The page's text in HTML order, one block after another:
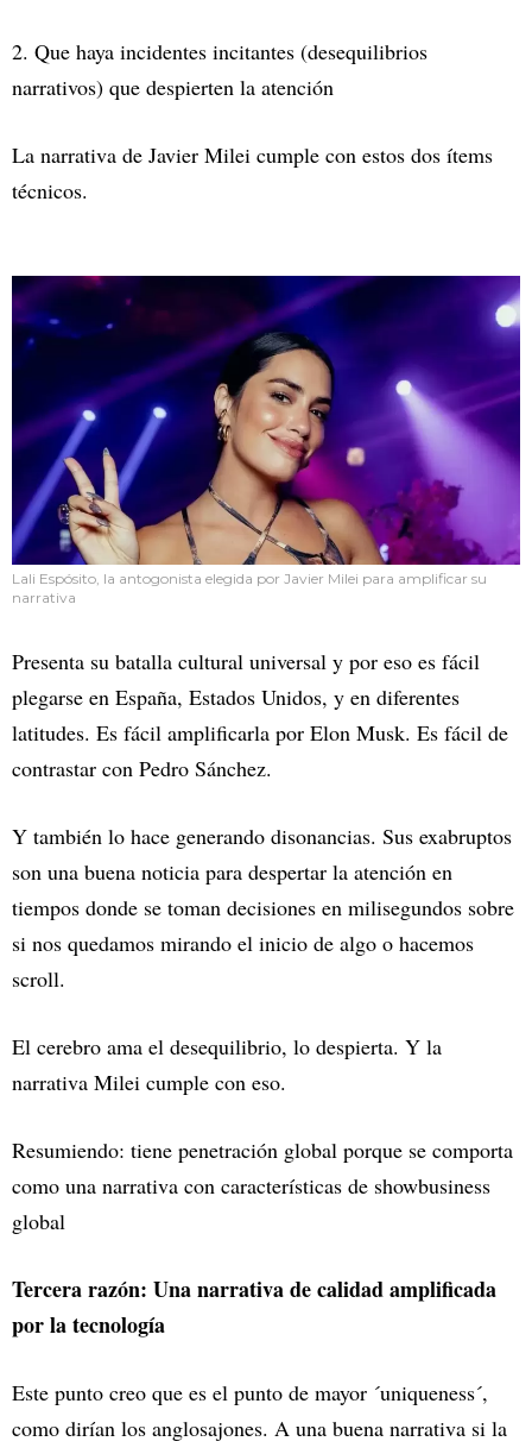
2. Que haya incidentes incitantes (desequilibrios
narrativos) que despierten la atención
La narrativa de Javier Milei cumple con estos dos ítems
técnicos.
Lali Espósito, la antogonista elegida por Javier Milei para amplificar su
narrativa
Presenta su batalla cultural universal y por eso es fácil
plegarse en España, Estados Unidos, y en diferentes
latitudes. Es fácil amplificarla por Elon Musk. Es fácil de
contrastar con Pedro Sánchez.
Y también lo hace generando disonancias. Sus exabruptos
son una buena noticia para despertar la atención en
tiempos donde se toman decisiones en milisegundos sobre
si nos quedamos mirando el inicio de algo o hacemos
scroll.
El cerebro ama el desequilibrio, lo despierta. Y la
narrativa Milei cumple con eso.
Resumiendo: tiene penetración global porque se comporta
como una narrativa con características de showbusiness
global
Tercera razón: Una narrativa de calidad amplificada
por la tecnología
Este punto creo que es el punto de mayor ´uniqueness´,
como dirían los anglosajones. A una buena narrativa si la